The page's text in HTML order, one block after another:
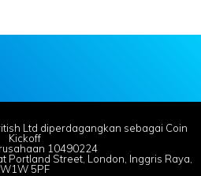
Ltd diperdagangkan sebagai Coin
Kickoff
10490224
Portland Street, London, Inggris Raya,
W1W 5PF